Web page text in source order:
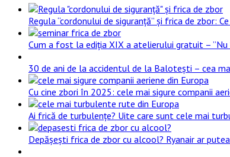
Regula “cordonului de siguranță” și frica de zbor:
Cum a fost la ediția XIX a atelierului gratuit –
30 de ani de la accidentul de la Balotești – cea
Cu cine zbori în 2025: cele mai sigure companii
Ai frică de turbulențe? Uite care sunt cele mai
Depășești frica de zbor cu alcool? Ryanair ar